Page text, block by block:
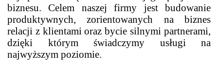
biznesu. Celem naszej firmy jest budowanie
produktywnych, zorientowanych na biznes
relacji z klientami oraz bycie silnymi partnerami,
dzięki którym świadczymy usługi na
najwyższym poziomie.